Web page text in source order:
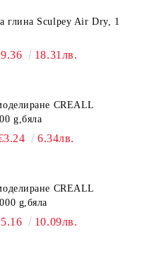
глина Sculpey Air Dry, 1
18.31лв.
CREALL
g,бяла
6.34лв.
CREALL
g,бяла
10.09лв.